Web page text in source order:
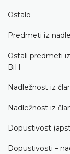
Ostalo
Predmeti iz
Ostali predmeti
BiH
Nadležnost iz
Nadležnost iz
Dopustivost
Dopustivosti –